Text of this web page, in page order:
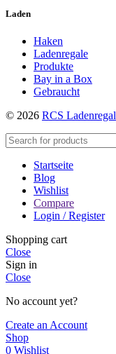
Laden
Haken
Ladenregale
Produkte
Bay in a Box
Gebraucht
© 2026 RCS Ladenregal
Startseite
Blog
Wishlist
Compare
Login / Register
Shopping cart
Close
Sign in
Close
No account yet?
Create an Account
Shop
0 Wishlist